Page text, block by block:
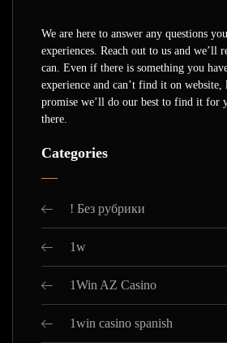
We are here to answer any questions
experiences. Reach out to us and we’ll
can. Even if there is something you
experience and can’t find it on website,
promise we’ll do our best to find it for
there.
Categories
! Без рубрики
1w
1Win AZ Casino
1win casino spanish